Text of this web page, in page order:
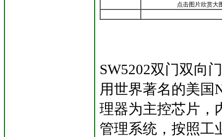
点击图片欣赏大
SW5202双门双向
用世界著名的美国
理器为主控芯片，
管理系统，按照工